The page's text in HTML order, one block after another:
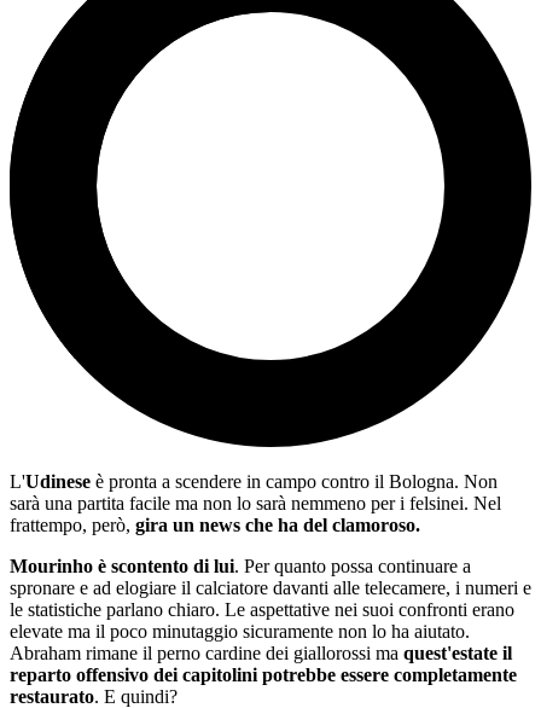
L'Udinese è pronta a scendere in campo contro il Bologna. Non
sarà una partita facile ma non lo sarà nemmeno per i felsinei. Nel
frattempo, però, gira un news che ha del clamoroso.
Mourinho è scontento di lui. Per quanto possa continuare a
spronare e ad elogiare il calciatore davanti alle telecamere, i numeri e
le statistiche parlano chiaro. Le aspettative nei suoi confronti erano
elevate ma il poco minutaggio sicuramente non lo ha aiutato.
Abraham rimane il perno cardine dei giallorossi ma quest'estate il
reparto offensivo dei capitolini potrebbe essere completamente
restaurato. E quindi?